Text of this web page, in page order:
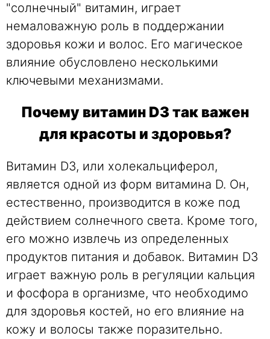
"солнечный" витамин, играет
немаловажную роль в поддержании
здоровья кожи и волос. Его магическое
влияние обусловлено несколькими
ключевыми механизмами.
Почему витамин D3 так важен
для красоты и здоровья?
Витамин D3, или холекальциферол,
является одной из форм витамина D. Он,
естественно, производится в коже под
действием солнечного света. Кроме того,
его можно извлечь из определенных
продуктов питания и добавок. Витамин D3
играет важную роль в регуляции кальция
и фосфора в организме, что необходимо
для здоровья костей, но его влияние на
кожу и волосы также поразительно.